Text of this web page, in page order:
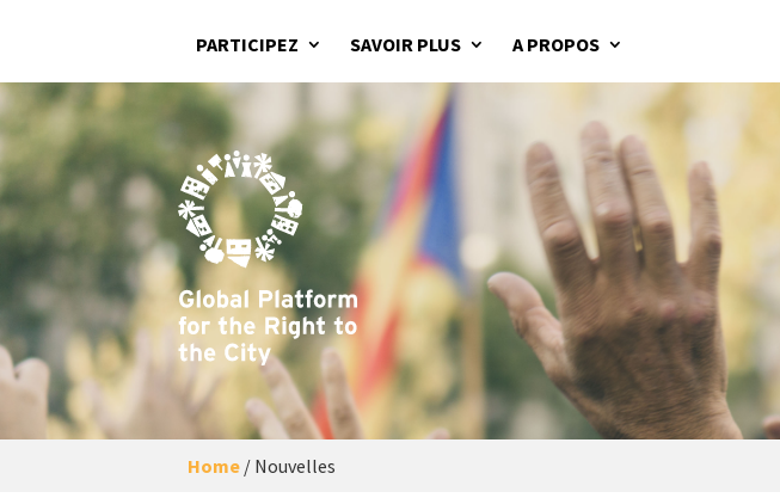
PARTICIPEZ SAVOIR PLUS A PROPOS
Home / Nouvelles